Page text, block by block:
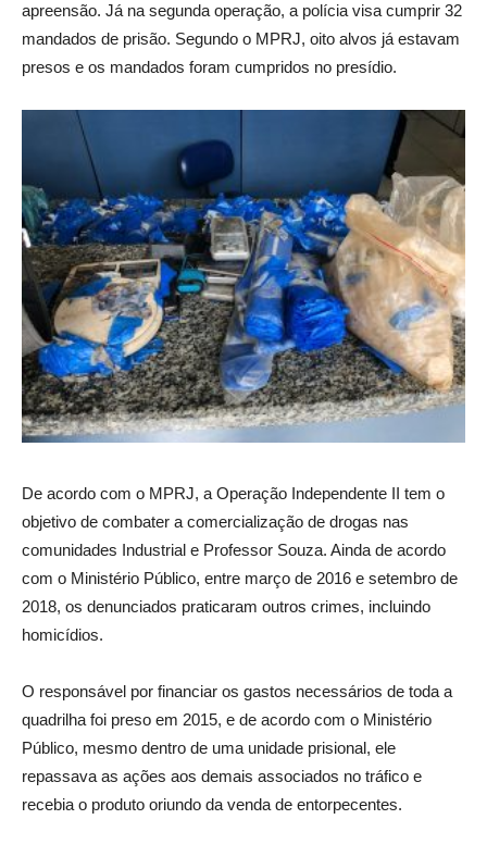
apreensão. Já na segunda operação, a polícia visa cumprir 32
mandados de prisão. Segundo o MPRJ, oito alvos já estavam
presos e os mandados foram cumpridos no presídio.
De acordo com o MPRJ, a Operação Independente II tem o
objetivo de combater a comercialização de drogas nas
comunidades Industrial e Professor Souza. Ainda de acordo
com o Ministério Público, entre março de 2016 e setembro de
2018, os denunciados praticaram outros crimes, incluindo
homicídios.
O responsável por financiar os gastos necessários de toda a
quadrilha foi preso em 2015, e de acordo com o Ministério
Público, mesmo dentro de uma unidade prisional, ele
repassava as ações aos demais associados no tráfico e
recebia o produto oriundo da venda de entorpecentes.